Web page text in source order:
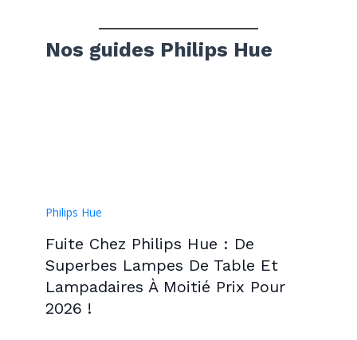
Nos guides Philips Hue
Philips Hue
Fuite Chez Philips Hue : De
Superbes Lampes De Table Et
Lampadaires À Moitié Prix Pour
2026 !